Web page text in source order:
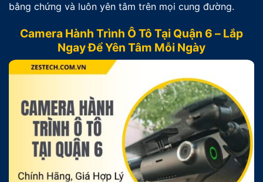
bằng chứng và luôn yên tâm trên mọi cung đường.
Camera Hành Trình Ô Tô Tại Quận 6 – Lắp
Ngay Để Yên Tâm Mỗi Ngày